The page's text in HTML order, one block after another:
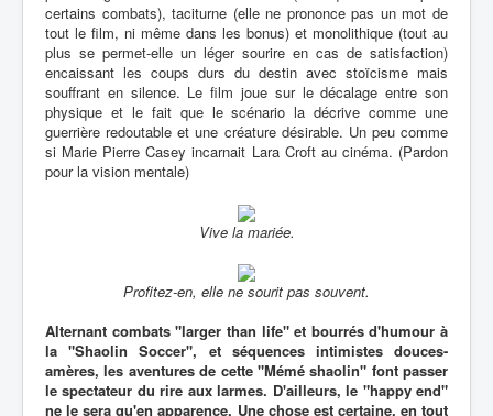
certains combats), taciturne (elle ne prononce pas un mot de
tout le film, ni même dans les bonus) et monolithique (tout au
plus se permet-elle un léger sourire en cas de satisfaction)
encaissant les coups durs du destin avec stoïcisme mais
souffrant en silence. Le film joue sur le décalage entre son
physique et le fait que le scénario la décrive comme une
guerrière redoutable et une créature désirable. Un peu comme
si Marie Pierre Casey incarnait Lara Croft au cinéma. (Pardon
pour la vision mentale)
Vive la mariée.
Profitez-en, elle ne sourit pas souvent.
Alternant combats "larger than life" et bourrés d'humour à
la "Shaolin Soccer", et séquences intimistes douces-
amères, les aventures de cette "Mémé shaolin" font passer
le spectateur du rire aux larmes. D'ailleurs, le "happy end"
ne le sera qu'en apparence. Une chose est certaine, en tout